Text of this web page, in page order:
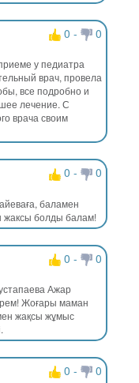
0 -
0
у педиатра
врач, провела
все подробно и
лечение. С
врача своим
0 -
0
баламен
жаксы болды балам!
0 -
0
Ажар
Жоғары маман
жақсы жұмыс
0 -
0